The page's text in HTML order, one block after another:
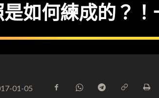
是如何練成的？
01-05